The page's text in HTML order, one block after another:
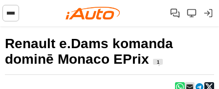
Renault e.Dams komanda
dominē Monaco EPrix
1